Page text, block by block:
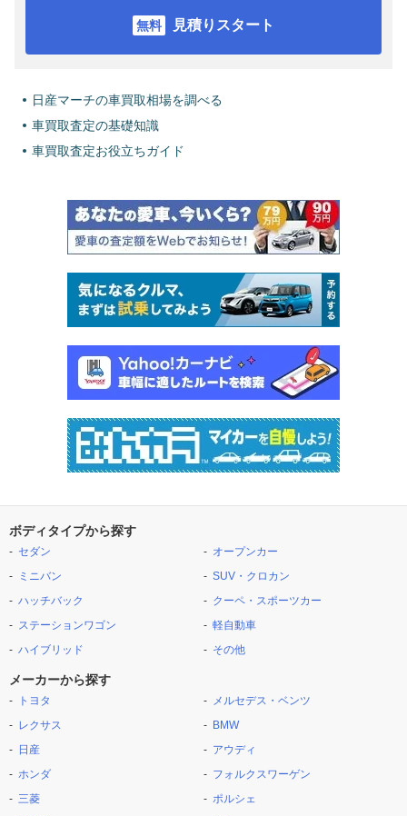
見積りスタート
日産マーチの車買取相場を調べる
車買取査定の基礎知識
車買取査定お役立ちガイド
ボディタイプから探す
セダン
ミニバン
ハッチバック
ステーションワゴン
ハイブリッド
オープンカー
SUV・クロカン
クーペ・スポーツカー
軽自動車
その他
メーカーから探す
トヨタ
レクサス
日産
ホンダ
三菱
メルセデス・ベンツ
BMW
アウディ
フォルクスワーゲン
ポルシェ